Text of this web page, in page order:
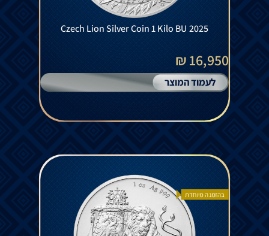
Czech Lion Silver Coin 1 Kilo BU 2025
16,950 ₪
לעמוד המוצר
בהזמנה מיוחדת